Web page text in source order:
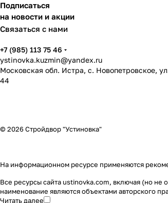
Подписаться
на новости и акции
Связаться с нами
+7 (985) 113 75 46
ystinovka.kuzmin@yandex.ru
Московская обл. Истра, с. Новопетровское,
44
© 2026 Стройдвор "Устиновка"
На информационном ресурсе применяются
Все ресурсы сайта ustinovka.com, включая (но
наименование являются объектами авторского
Читать далее